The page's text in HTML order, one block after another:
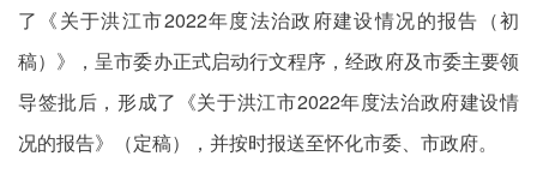
了《关于洪江市2022年度法治政府建设情况的报告（初
稿）》，呈市委办正式启动行文程序，经政府及市委主要领
导签批后，形成了《关于洪江市2022年度法治政府建设情
况的报告》（定稿），并按时报送至怀化市委、市政府。